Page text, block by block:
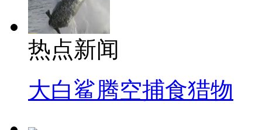
热点新闻
大白鲨腾空捕食猎物